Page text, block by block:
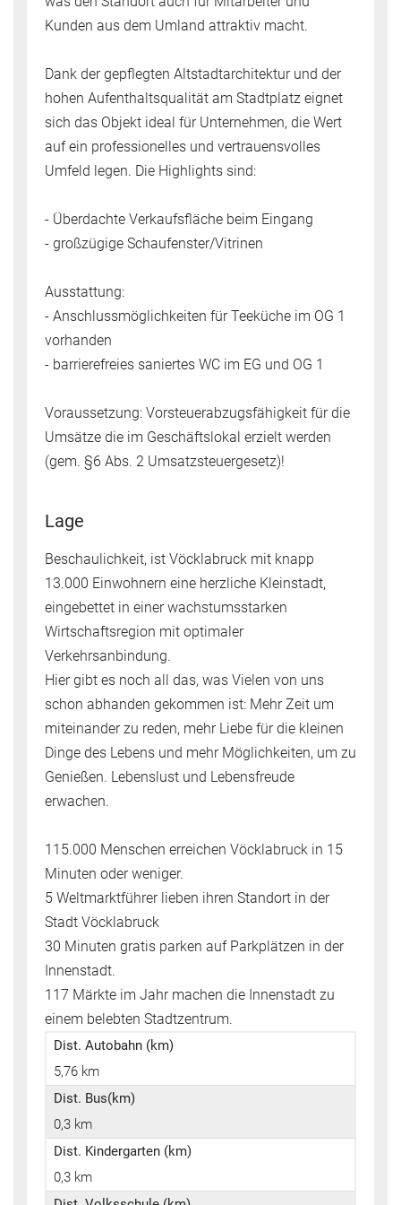
Kunden aus dem Umland attraktiv macht.
Dank der gepflegten Altstadtarchitektur und der
hohen Aufenthaltsqualität am Stadtplatz eignet
sich das Objekt ideal für Unternehmen, die Wert
auf ein professionelles und vertrauensvolles
Umfeld legen. Die Highlights sind:
- Überdachte Verkaufsfläche beim Eingang
- großzügige Schaufenster/Vitrinen
Ausstattung:
- Anschlussmöglichkeiten für Teeküche im OG 1
vorhanden
- barrierefreies saniertes WC im EG und OG 1
Voraussetzung: Vorsteuerabzugsfähigkeit für die
Umsätze die im Geschäftslokal erzielt werden
(gem. §6 Abs. 2 Umsatzsteuergesetz)!
Lage
Beschaulichkeit, ist Vöcklabruck mit knapp
13.000 Einwohnern eine herzliche Kleinstadt,
eingebettet in einer wachstumsstarken
Wirtschaftsregion mit optimaler
Verkehrsanbindung.
Hier gibt es noch all das, was Vielen von uns
schon abhanden gekommen ist: Mehr Zeit um
miteinander zu reden, mehr Liebe für die kleinen
Dinge des Lebens und mehr Möglichkeiten, um zu
Genießen. Lebenslust und Lebensfreude
erwachen.
115.000 Menschen erreichen Vöcklabruck in 15
Minuten oder weniger.
5 Weltmarktführer lieben ihren Standort in der
Stadt Vöcklabruck
30 Minuten gratis parken auf Parkplätzen in der
Innenstadt.
117 Märkte im Jahr machen die Innenstadt zu
einem belebten Stadtzentrum.
Dist. Autobahn (km)
5,76 km
Dist. Bus(km)
0,3 km
Dist. Kindergarten (km)
0,3 km